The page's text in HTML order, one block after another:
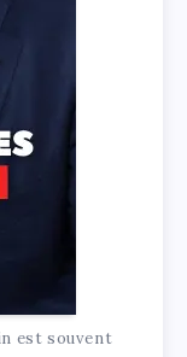
est souvent